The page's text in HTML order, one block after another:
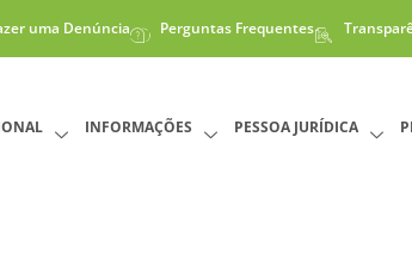
uma Denúncia Perguntas Frequentes
INFORMAÇÕES PESSOA JURÍDICA